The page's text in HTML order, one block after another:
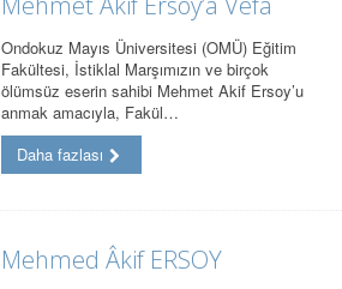
Ondokuz Mayıs Üniversitesi (OMÜ) Eğitim
Fakültesi, İstiklal Marşımızın ve birçok
ölümsüz eserin sahibi Mehmet Akif Ersoy’u
anmak amacıyla, Fakül…
Daha fazlası
Mehmed Âkif ERSOY